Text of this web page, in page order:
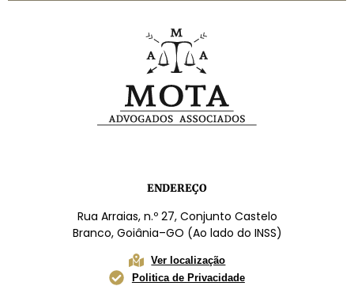
ENDEREÇO
Rua Arraias, n.º 27, Conjunto Castelo
Branco, Goiânia–GO (Ao lado do INSS)
Ver localização
Politica de Privacidade